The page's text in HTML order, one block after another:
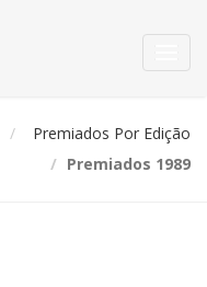
Premiados Por Edição
Premiados 1989